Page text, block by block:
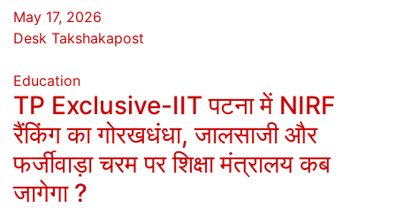
May 17, 2026
Desk Takshakapost
Education
TP Exclusive-IIT पटना में NIRF
रैंकिंग का गोरखधंधा, जालसाजी और
फर्जीवाड़ा चरम पर शिक्षा मंत्रालय कब
जागेगा ?